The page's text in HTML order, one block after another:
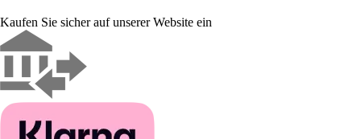
Kaufen Sie sicher auf unserer Website ein